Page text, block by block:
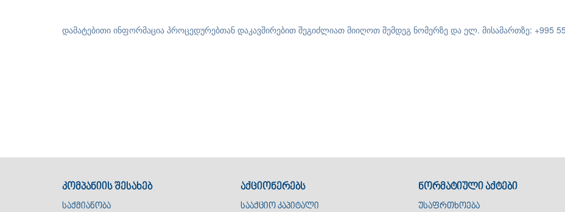
დამატებითი ინფორმაცია პროცედურებთან დაკავშირებით შეგიძლიათ მიიღოთ შემდეგ ნომერზე და ელ. მისამართზე: +995
კომპანიის შესახებ
საქმიანობა
აქციონერებს
სააქციო კაპიტალი
ნორმატიული აქტები
უსაფრთხოება